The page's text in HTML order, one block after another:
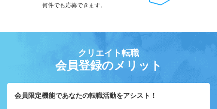
何件でも応募できます。
クリエイト転職
会員登録のメリット
会員限定機能であなたの転職活動をアシスト！